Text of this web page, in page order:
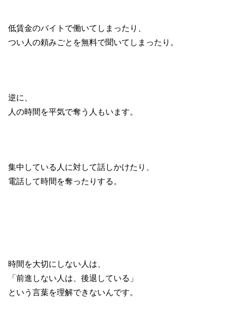
低賃金のバイトで働いてしまったり、
つい人の頼みごとを無料で聞いてしまったり。
逆に、
人の時間を平気で奪う人もいます。
集中している人に対して話しかけたり、
電話して時間を奪ったりする。
時間を大切にしない人は、
「前進しない人は、後退している」
という言葉を理解できないんです。